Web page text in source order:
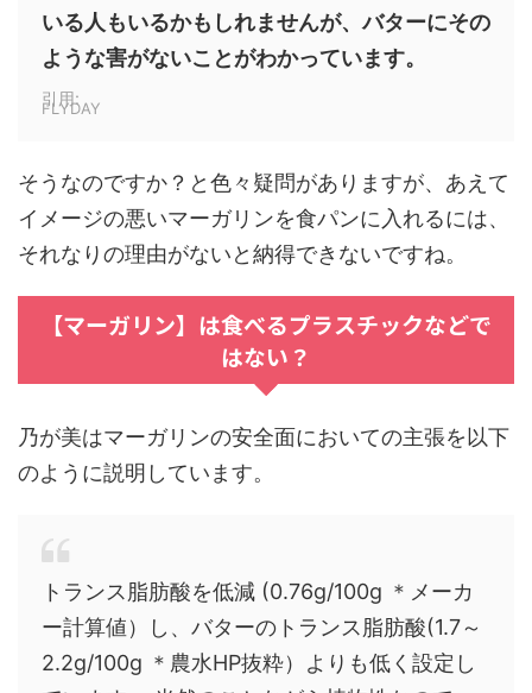
いる人もいるかもしれませんが、バターにその
ような害がないことがわかっています。
引用:
FLYDAY
そうなのですか？と色々疑問がありますが、あえて
イメージの悪いマーガリンを食パンに入れるには、
それなりの理由がないと納得できないですね。
【マーガリン】は食べるプラスチックなどで
はない？
乃が美はマーガリンの安全面においての主張を以下
のように説明しています。
トランス脂肪酸を低減 (0.76g/100g ＊メーカ
ー計算値）し、バターのトランス脂肪酸(1.7～
2.2g/100g ＊農水HP抜粋）よりも低く設定し